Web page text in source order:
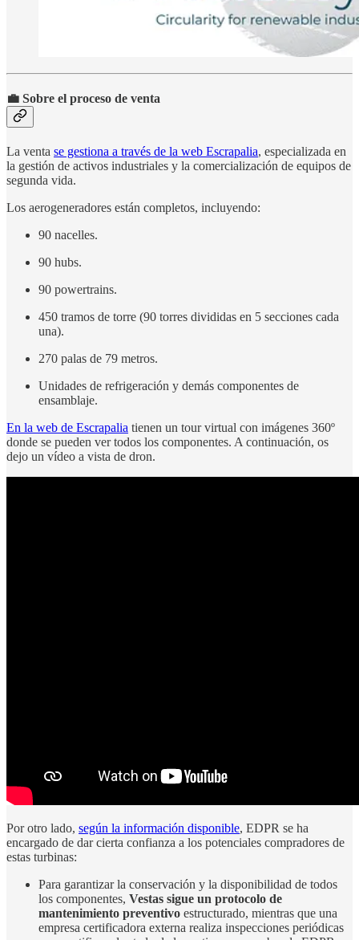
💼 Sobre el proceso de venta
La venta se gestiona a través de la web Escrapalia, especializada en
la gestión de activos industriales y la comercialización de equipos de
segunda vida.
Los aerogeneradores están completos, incluyendo:
90 nacelles.
90 hubs.
90 powertrains.
450 tramos de torre (90 torres divididas en 5 secciones cada
una).
270 palas de 79 metros.
Unidades de refrigeración y demás componentes de
ensamblaje.
En la web de Escrapalia tienen un tour virtual con imágenes 360º
donde se pueden ver todos los componentes. A continuación, os
dejo un vídeo a vista de dron.
Por otro lado, según la información disponible, EDPR se ha
encargado de dar cierta confianza a los potenciales compradores de
estas turbinas:
Para garantizar la conservación y la disponibilidad de todos
los componentes, Vestas sigue un protocolo de
mantenimiento preventivo estructurado, mientras que una
empresa certificadora externa realiza inspecciones periódicas